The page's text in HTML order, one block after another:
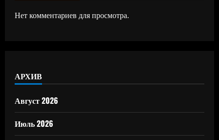
Нет комментариев для просмотра.
АРХИВ
Август 2026
Июль 2026